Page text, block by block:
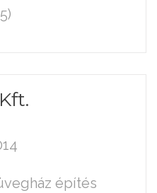
Kft.
építés